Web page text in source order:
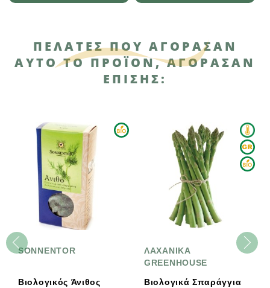
ΠΕΛΆΤΕΣ ΠΟΥ ΑΓΌΡΑΣΑΝ
ΑΥΤΌ ΤΟ ΠΡΟΪΌΝ, ΑΓΌΡΑΣΑΝ
ΕΠΊΣΗΣ:
SONNENTOR
Βιολογικός Άνιθος
ΛΑΧΑΝΙΚΑ
GREENHOUSE
Βιολογικά Σπαράγγια